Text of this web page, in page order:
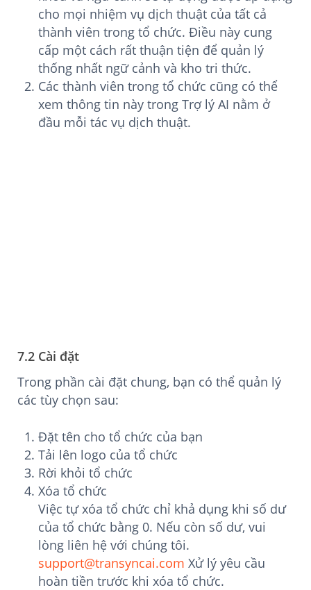
cho mọi nhiệm vụ dịch thuật của tất cả
thành viên trong tổ chức. Điều này cung
cấp một cách rất thuận tiện để quản lý
thống nhất ngữ cảnh và kho tri thức.
Các thành viên trong tổ chức cũng có thể
xem thông tin này trong Trợ lý AI nằm ở
đầu mỗi tác vụ dịch thuật.
7.2 Cài đặt
Trong phần cài đặt chung, bạn có thể quản lý
các tùy chọn sau:
Đặt tên cho tổ chức của bạn
Tải lên logo của tổ chức
Rời khỏi tổ chức
Xóa tổ chức
Việc tự xóa tổ chức chỉ khả dụng khi số dư
của tổ chức bằng 0. Nếu còn số dư, vui
lòng liên hệ với chúng tôi.
support@transyncai.com Xử lý yêu cầu
hoàn tiền trước khi xóa tổ chức.